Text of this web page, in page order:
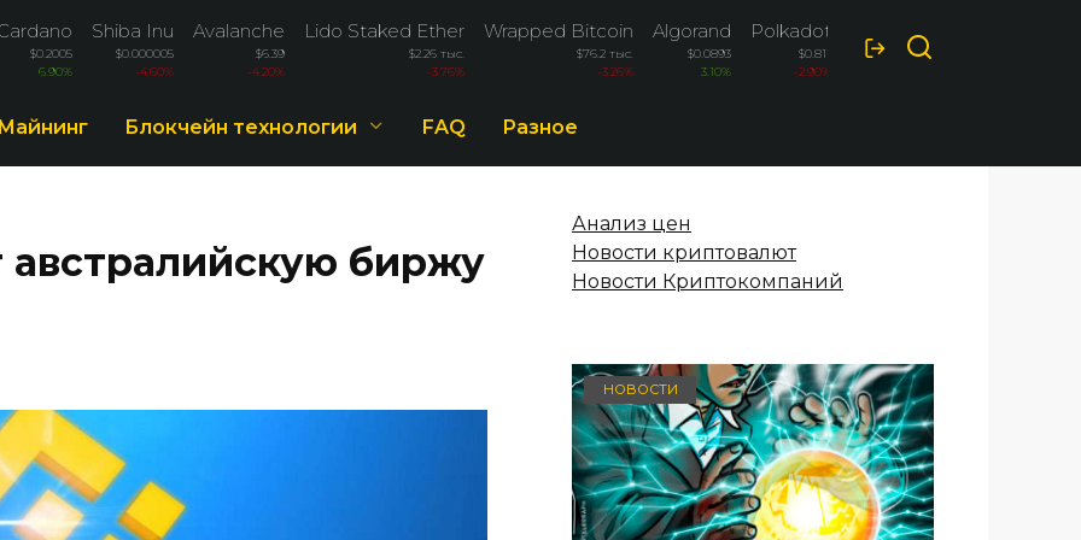
$0.2005
6.90%
Shiba Inu
$0.000005
-4.60%
Avalanche
$6.39
-4.20%
Lido Staked Ether
$2.26 тыс.
-3.76%
Wrapped Bitcoin
$76.2 тыс.
-3.26%
Algorand
$0.0893
3.10%
Polkadot
$0.811
-2.90%
$1.02
Майнинг Блокчейн технологии FAQ Разное
австралийскую биржу
Анализ цен
Новости криптовалют
Новости Криптокомпаний
НОВОСТИ